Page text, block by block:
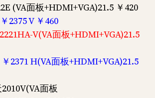
(VA面板+HDMI+VGA)21.5 ￥420
2375 V ￥460
V(VA面板+HDMI+VGA)21.5
2371 H(VA面板+HDMI+VGA)21.5
面板